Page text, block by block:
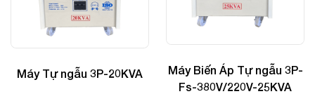
Máy Tự ngẫu 3P-20KVA
Máy Biến Áp Tự ngẫu 3P-
Fs-380V/220V-25KVA